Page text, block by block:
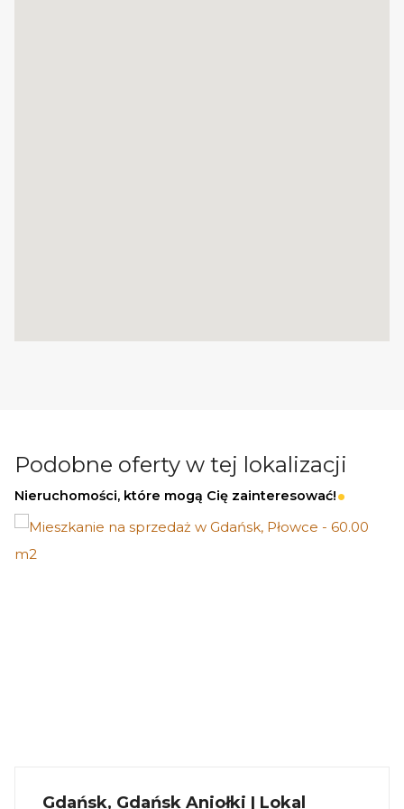
Bliskość plaży - tylko 1500 m od morza
Dochód pasywny przez cały rok
to:
Podobne oferty w tej lokalizacji
Nieruchomości, które mogą Cię zainteresować!
Gdańsk, Gdańsk Aniołki | Lokal